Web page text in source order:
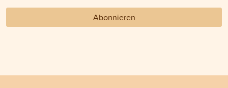
Abonnieren